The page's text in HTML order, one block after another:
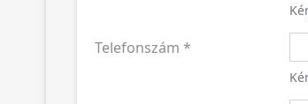
Telefonszám *